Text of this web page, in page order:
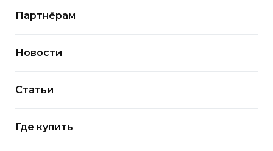
Партнёрам
Новости
Статьи
Где купить